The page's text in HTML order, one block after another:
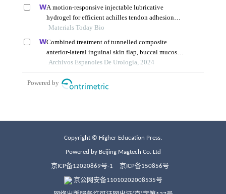
Copyright © Higher Education Press.
Powered by Beijing Magtech Co. Ltd
京ICP备12020869号-1 京ICP备150856号
京公网安备11010202008535号